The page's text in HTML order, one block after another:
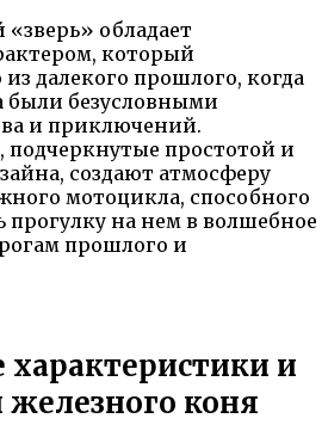
обладает
который
из далекого прошлого, когда
были безусловными
и приключений.
простотой и
создают атмосферу
мотоцикла, способного
на нем в волшебное
прошлого и
характеристики и
железного коня